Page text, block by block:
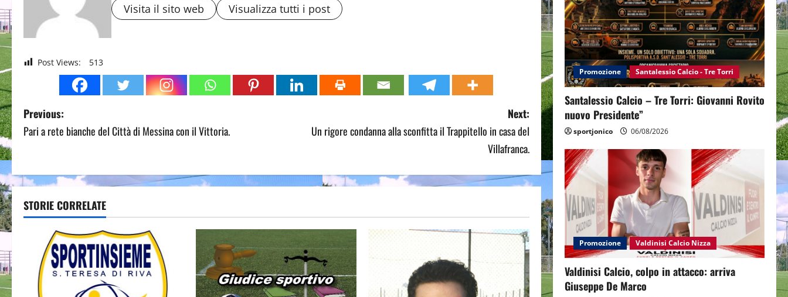
Visita il sito web Visualizza tutti i post
Post Views: 513
P
o
t
n
Previous:
Pari a rete bianche del Città di Messina con il Vittoria.
Next:
Un rigore condanna alla sconfitta il Trappitello in casa del
Villafranca.
STORIE CORRELATE
Promozione Santalessio Calcio - Tre Torri
Santalessio Calcio – Tre Torri: Giovanni Rovito
nuovo Presidente”
sportjonico 06/08/2026
Promozione Valdinisi Calcio Nizza
Valdinisi Calcio, colpo in attacco: arriva
Giuseppe De Marco